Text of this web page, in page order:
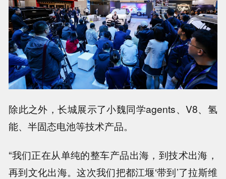
除此之外，长城展示了小魏同学agents、V8、氢
能、半固态电池等技术产品。
“我们正在从单纯的整车产品出海，到技术出海，
再到文化出海。这次我们把都江堰‘带到’了拉斯维